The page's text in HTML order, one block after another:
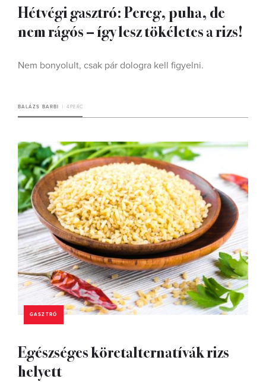
Hétvégi gasztró: Pereg, puha, de
nem rágós – így lesz tökéletes a rizs!
Nem bonyolult, csak pár dologra kell figyelni.
BALÁZS BARBI 4 PERC
GASZTRÓ
Egészséges köretalternatívák rizs
helyett